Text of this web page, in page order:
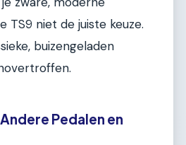
TS9 niet de juiste keuze.
buizengeladen
Pedalen en